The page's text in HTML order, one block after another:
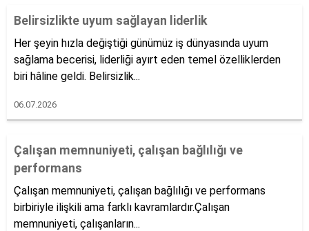
Belirsizlikte uyum sağlayan liderlik
Her şeyin hızla değiştiği günümüz iş dünyasında uyum
sağlama becerisi, liderliği ayırt eden temel özelliklerden
biri hâline geldi. Belirsizlik...
06.07.2026
Çalışan memnuniyeti, çalışan bağlılığı ve
performans
Çalışan memnuniyeti, çalışan bağlılığı ve performans
birbiriyle ilişkili ama farklı kavramlardır.Çalışan
memnuniyeti, çalışanların...